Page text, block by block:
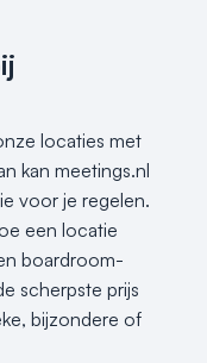
locaties met
kan meetings.nl
voor je regelen.
een locatie
boardroom-
scherpste prijs
bijzondere of